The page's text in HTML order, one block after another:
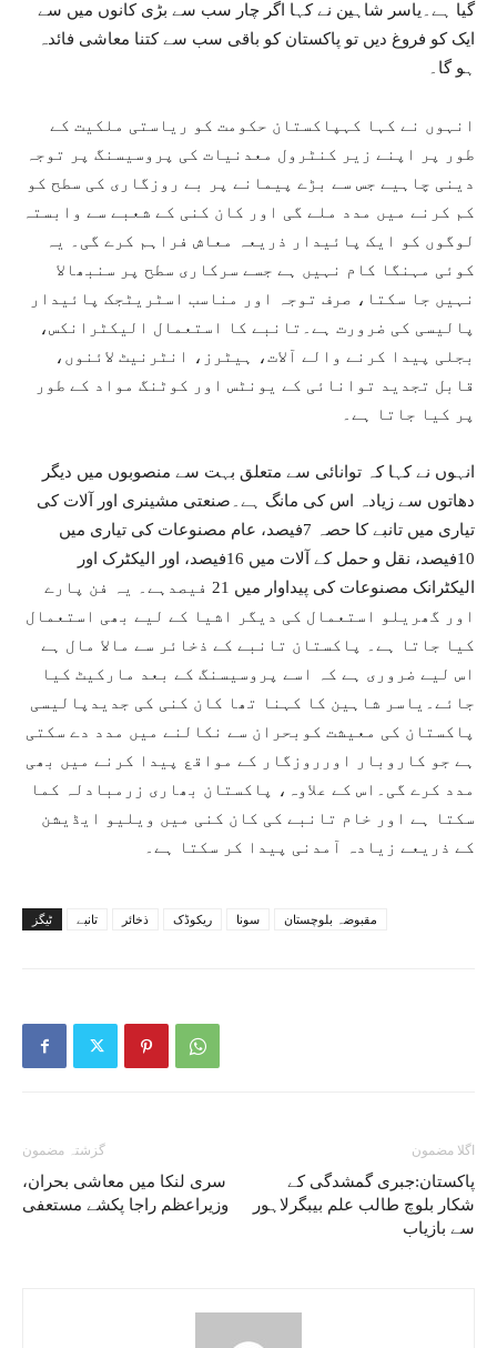
گیا ہے۔یاسر شاہین نے کہا اگر چار سب سے بڑی کانوں میں سے
ایک کو فروغ دیں تو پاکستان کو باقی سب سے کتنا معاشی فائدہ
ہو گا۔
انہوں نے کہا کہپاکستان حکومت کو ریاستی ملکیت کے
طور پر اپنے زیر کنٹرول معدنیات کی پروسیسنگ پر توجہ
دینی چاہیے جس سے بڑے پیمانے پر بے روزگاری کی سطح کو
کم کرنے میں مدد ملے گی اور کان کنی کے شعبے سے وابستہ
لوگوں کو ایک پائیدار ذریعہ معاش فراہم کرے گی۔ یہ
کوئی مہنگا کام نہیں ہے جسے سرکاری سطح پر سنبھالا
نہیں جا سکتا، صرف توجہ اور مناسب اسٹریٹجک پائیدار
پالیسی کی ضرورت ہے۔تانبے کا استعمال الیکٹرانکس،
بجلی پیدا کرنے والے آلات، ہیٹرز، انٹرنیٹ لائنوں،
قابل تجدید توانائی کے یونٹس اور کوٹنگ مواد کے طور
پر کیا جاتا ہے۔
انہوں نے کہا کہ توانائی سے متعلق بہت سے منصوبوں میں دیگر
دھاتوں سے زیادہ اس کی مانگ ہے۔صنعتی مشینری اور آلات کی
تیاری میں تانبے کا حصہ 7فیصد، عام مصنوعات کی تیاری میں
10فیصد، نقل و حمل کے آلات میں 16فیصد، اور الیکٹرک اور
الیکٹرانک مصنوعات کی پیداوار میں 21 فیصدہے۔ یہ فن پارے
اور گھریلو استعمال کی دیگر اشیا کے لیے بھی استعمال
کیا جاتا ہے۔ پاکستان تانبے کے ذخائر سے مالا مال ہے
اس لیے ضروری ہے کہ اسے پروسیسنگ کے بعد مارکیٹ کیا
جائے۔یاسر شاہین کا کہنا تھا کان کنی کی جدیدپالیسی
پاکستان کی معیشت کوبحران سے نکالنے میں مدد دے سکتی
ہے جو کاروبار اورروزگار کے مواقع پیدا کرنے میں بھی
مدد کرے گی۔اس کے علاوہ، پاکستان بھاری زرمبادلہ کما
سکتا ہے اور خام تانبے کی کان کنی میں ویلیو ایڈیشن
کے ذریعے زیادہ آمدنی پیدا کر سکتا ہے۔
ٹیگز تانبے ذخائر ریکوڈک سونا مقبوضہ بلوچستان
گزشتہ مضمون
سری لنکا میں معاشی بحران،
وزیراعظم راجا پکشے مستعفی
اگلا مضمون
پاکستان:جبری گمشدگی کے
شکار بلوچ طالب علم بیبگرلاہور
سے بازیاب